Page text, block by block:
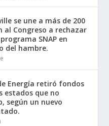
se une a más de 200
al Congreso a rechazar
SNAP en
del hambre.
Energía retiró fondos
estados que no
según un nuevo